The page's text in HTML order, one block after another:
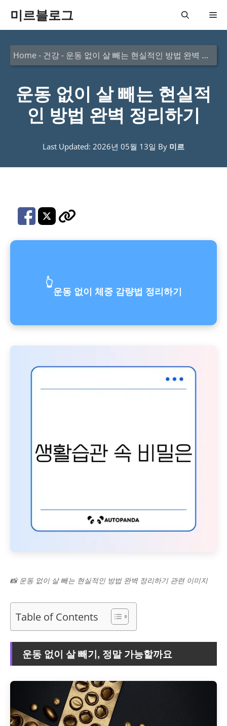
미르블로그 메
뉴
Home - 건강- 운동 없이 살 빼는 현실적인 방법 완벽 정리하기
운동 없이 살 빼는 현실적
인 방법 완벽 정리하기
Last Updated: 2026년 05월 13일 By 미르
👆
운동 없이 체중 감량법 정리하기
📸 운동 없이 살 빼는 현실적인 방법 완벽 정리하기 관련 이미지
Table of Contents
운동 없이 살 빼기, 정말 가능할까요